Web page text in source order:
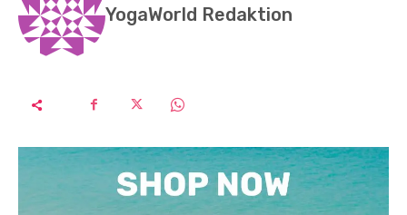
YogaWorld Redaktion